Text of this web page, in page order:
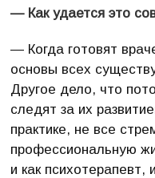
— Как удается это
— Когда готовят
основы всех
Другое дело, что
следят за их
практике, не все
профессиональную
и как психотерапевт,